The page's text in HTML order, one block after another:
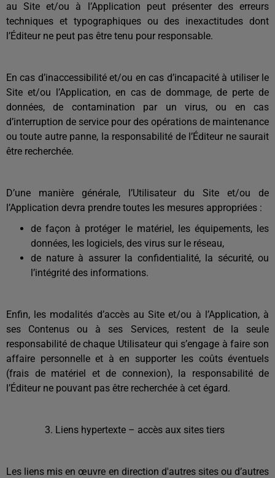
au Site et/ou à l’Application peut présenter des erreurs
techniques et typographiques ou des inexactitudes dont
l’Éditeur ne peut pas être tenu pour responsable.
En cas d’inaccessibilité et/ou en cas d’incapacité à utiliser le
Site et/ou l’Application, en cas de dommage, de perte de
données, de contamination par un virus, ou en cas
d’interruption de service pour des opérations de maintenance
ou toute autre panne, la responsabilité de l’Éditeur ne saurait
être recherchée.
D’une manière générale, l’Utilisateur du Site et/ou de
l’Application devra prendre toutes les mesures appropriées :
de façon à protéger le matériel, les équipements, les
données, les logiciels, des virus sur le réseau,
de nature à assurer la confidentialité, la sécurité, ou
l’intégrité des informations.
Enfin, les modalités d’accès au Site et/ou à l’Application, à
ses Contenus ou à ses Services, restent de la seule
responsabilité de chaque Utilisateur qui s’engage à faire son
affaire personnelle et à en supporter les coûts éventuels
(frais de matériel et de connexion), la responsabilité de
l’Éditeur ne pouvant pas être recherchée à cet égard.
Liens hypertexte – accès aux sites tiers
Les liens mis en œuvre en direction d'autres sites ou d’autres